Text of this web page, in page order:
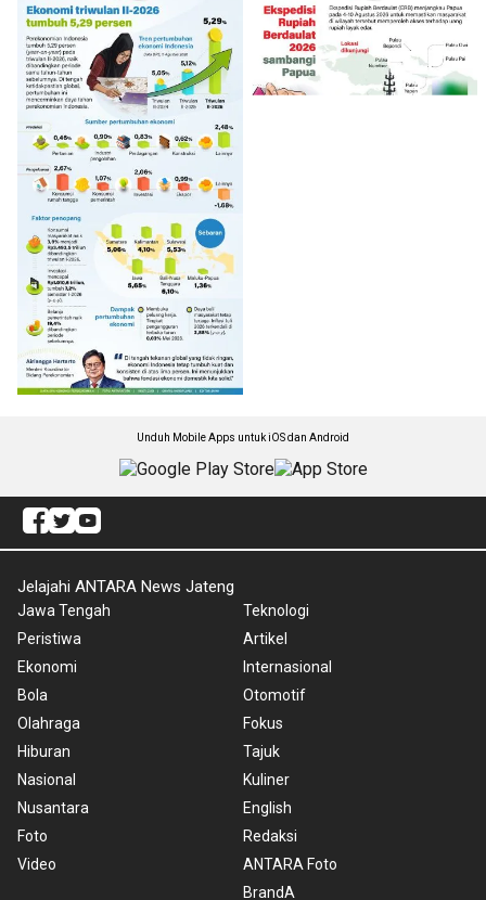
Unduh Mobile Apps untuk iOS dan Android
Jelajahi ANTARA News Jateng
Jawa Tengah
Peristiwa
Ekonomi
Bola
Olahraga
Hiburan
Nasional
Nusantara
Foto
Video
Teknologi
Artikel
Internasional
Otomotif
Fokus
Tajuk
Kuliner
English
Redaksi
ANTARA Foto
BrandA